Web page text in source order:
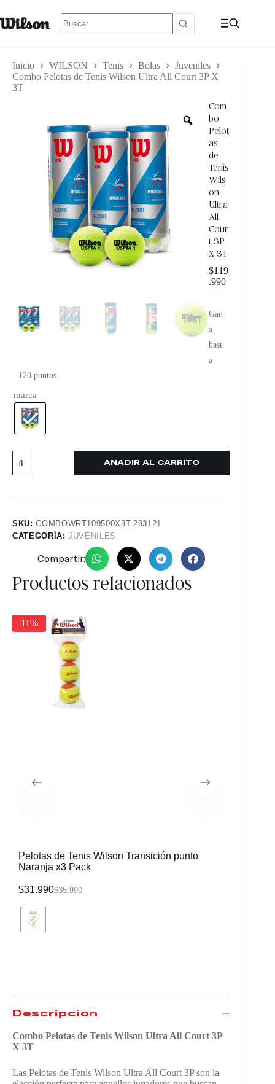
Inicio WILSON Tenis Bolas
Juveniles
Combo Pelotas de Tenis Wilson Ultra All Court 3P X
3T
Com
bo
Pelot
as
de
Tenis
Wils
on
Ultra
All
Cour
t 3P
X 3T
$119
.990
Gan
a
hast
a
120 puntos.
marca
AÑADIR AL CARRITO
SKU:COMBOWRT109500X3T-293121
CATEGORÍA:JUVENILES
Compartir:
Productos relacionados
11%
Pelotas de Tenis Wilson Transición punto
Naranja x3 Pack
$35.990
$31.990
Descripción
Combo Pelotas de Tenis Wilson Ultra All Court 3P
X 3T
Las Pelotas de Tenis Wilson Ultra All Court 3P son la